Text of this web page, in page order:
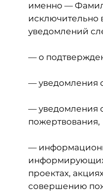
именно —
исключительно
уведомлений
— о
— уведомления
— уведомления
пожертвования,
—
информирующих
проектах,
совершению